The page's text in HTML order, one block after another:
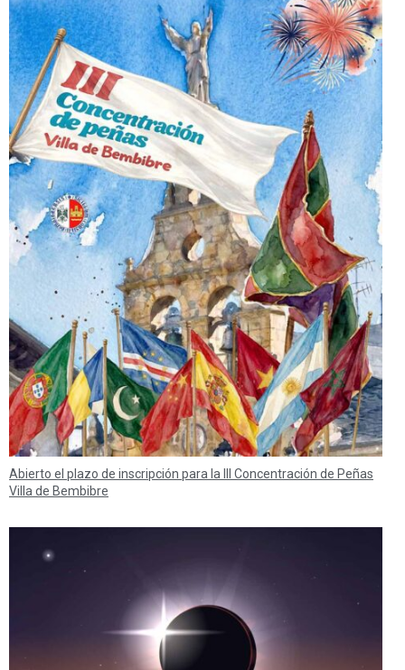
Abierto el plazo de inscripción para la III Concentración de Peñas
Villa de Bembibre